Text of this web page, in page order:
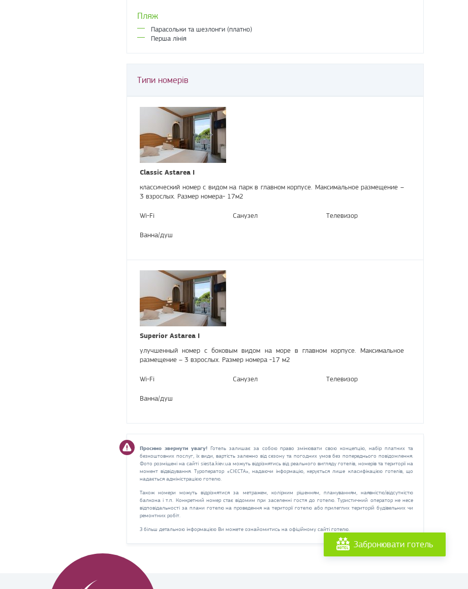
Пляж
Парасольки та шезлонги (платно)
Перша лінія
Типи номерів
Classic Astarea I
классический номер с видом на парк в главном корпусе. Максимальное размещение –
3 взрослых. Размер номера- 17м2
Wi-Fi Санузел Телевизор
Ванна/душ
Superior Astarea I
улучшенный номер с боковым видом на море в главном корпусе. Максимальное
размещение – 3 взрослых. Размер номера -17 м2
Wi-Fi Санузел Телевизор
Ванна/душ
Просимо звернути увагу!Готель залишає за собою право змінювати свою концепцію, набір платних та
безкоштовних послуг, їх види, вартість залежно від сезону та погодних умов без попереднього повідомлення.
Фото розміщені на сайті siesta.kiev.ua можуть відрізнятись від реального вигляду готелів, номерів та території на
момент відвідування. Туроператор «СІЄСТА», надаючи інформацію, керується лише класифікацією готелів, що
надається адміністрацією готелю.
Також номери можуть відрізнятися за метражем, колірним рішенням, плануванням, наявністю/відсутністю
балкона і т.п. Конкретний номер стає відомим при заселенні гостя до готелю. Туристичний оператор не несе
відповідальності за плани готелю на проведення на території готелю або прилеглих територій будівельних чи
ремонтних робіт.
З більш детальною інформацією Ви можете ознайомитись на офіційному сайті готелю.
Забронювати готель